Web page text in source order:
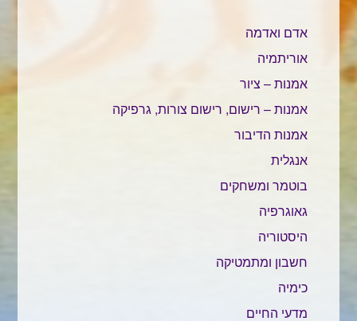
אדם ואדמה
אוריתמיה
אמנות – ציור
אמנות – רישום, רישום צורות, גרפיקה
אמנות הדיבור
אנגלית
בוטמר ומשחקים
גאוגרפיה
היסטוריה
חשבון ומתמטיקה
כימיה
מדעי החיים